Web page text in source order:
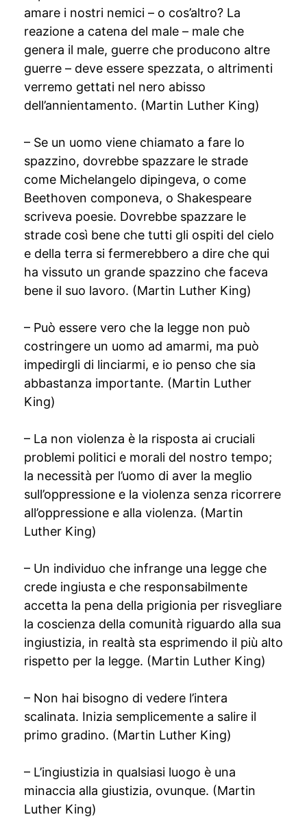
amare i nostri nemici – o cos’altro? La
reazione a catena del male – male che
genera il male, guerre che producono altre
guerre – deve essere spezzata, o altrimenti
verremo gettati nel nero abisso
dell’annientamento. (Martin Luther King)
– Se un uomo viene chiamato a fare lo
spazzino, dovrebbe spazzare le strade
come Michelangelo dipingeva, o come
Beethoven componeva, o Shakespeare
scriveva poesie. Dovrebbe spazzare le
strade così bene che tutti gli ospiti del cielo
e della terra si fermerebbero a dire che qui
ha vissuto un grande spazzino che faceva
bene il suo lavoro. (Martin Luther King)
– Può essere vero che la legge non può
costringere un uomo ad amarmi, ma può
impedirgli di linciarmi, e io penso che sia
abbastanza importante. (Martin Luther
King)
– La non violenza è la risposta ai cruciali
problemi politici e morali del nostro tempo;
la necessità per l’uomo di aver la meglio
sull’oppressione e la violenza senza ricorrere
all’oppressione e alla violenza. (Martin
Luther King)
– Un individuo che infrange una legge che
crede ingiusta e che responsabilmente
accetta la pena della prigionia per risvegliare
la coscienza della comunità riguardo alla sua
ingiustizia, in realtà sta esprimendo il più alto
rispetto per la legge. (Martin Luther King)
– Non hai bisogno di vedere l’intera
scalinata. Inizia semplicemente a salire il
primo gradino. (Martin Luther King)
– L’ingiustizia in qualsiasi luogo è una
minaccia alla giustizia, ovunque. (Martin
Luther King)